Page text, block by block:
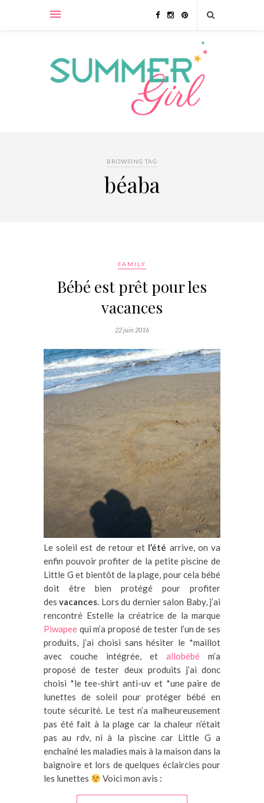
BROWSING TAG
béaba
FAMILY
Bébé est prêt pour les
vacances
22 juin 2016
Le soleil est de retour et l’été arrive, on va
enfin pouvoir profiter de la petite piscine de
Little G et bientôt de la plage, pour cela bébé
doit être bien protégé pour profiter
desvacances. Lors du dernier salon Baby, j’ai
rencontré Estelle la créatrice de la marque
Piwapee qui m’a proposé de tester l’un de ses
produits, j’ai choisi sans hésiter le *maillot
avec couche intégrée, et allobébé m’a
proposé de tester deux produits j’ai donc
choisi *le tee-shirt anti-uv et *une paire de
lunettes de soleil pour protéger bébé en
toute sécurité. Le test n’a malheureusement
pas été fait à la plage car la chaleur n’était
pas au rdv, ni à la piscine car Little G a
enchaîné les maladies mais à la maison dans la
baignoire et lors de quelques éclaircies pour
les lunettes
Voici mon avis :